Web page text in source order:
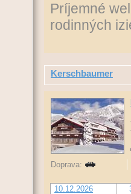
Príjemné
rodinných
Kerschbaumer
Doprava:
10.12.2026